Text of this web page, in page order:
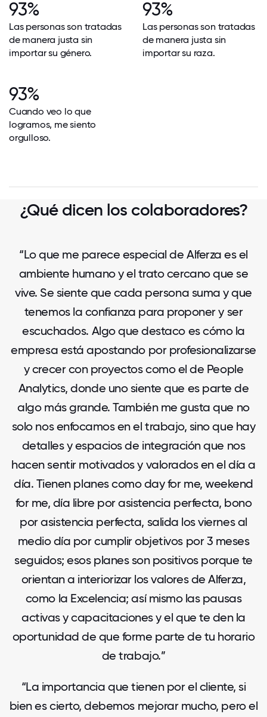
93%
Las personas son tratadas
de manera justa sin
importar su género.
93%
Las personas son tratadas
de manera justa sin
importar su raza.
93%
Cuando veo lo que
logramos, me siento
orgulloso.
¿Qué dicen los colaboradores?
“Lo que me parece especial de Alferza es el
ambiente humano y el trato cercano que se
vive. Se siente que cada persona suma y que
tenemos la confianza para proponer y ser
escuchados. Algo que destaco es cómo la
empresa está apostando por profesionalizarse
y crecer con proyectos como el de People
Analytics, donde uno siente que es parte de
algo más grande. También me gusta que no
solo nos enfocamos en el trabajo, sino que hay
detalles y espacios de integración que nos
hacen sentir motivados y valorados en el día a
día. Tienen planes como day for me, weekend
for me, día libre por asistencia perfecta, bono
por asistencia perfecta, salida los viernes al
medio día por cumplir objetivos por 3 meses
seguidos; esos planes son positivos porque te
orientan a interiorizar los valores de Alferza,
como la Excelencia; así mismo las pausas
activas y capacitaciones y el que te den la
oportunidad de que forme parte de tu horario
de trabajo.”
“La importancia que tienen por el cliente, si
bien es cierto, debemos mejorar mucho, pero el